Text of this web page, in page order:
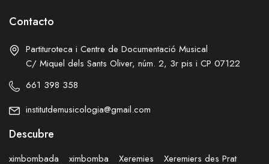
Contacto
Partituroteca i Centre de Documentació Musical
C/ Miquel dels Sants Oliver, núm. 2, 3r pis i CP 07122
661 398 358
institutdemusicologia@gmail.com
Descubre
ximbombada ximbomba Xeremies Xeremiers des Prat